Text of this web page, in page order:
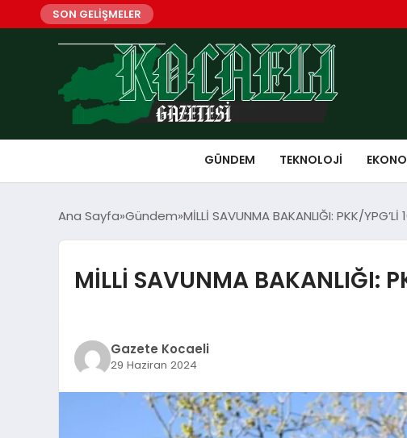
SON GELİŞMELER
GÜNDEM TEKNOLOJI
Ana Sayfa Gündem MİLLİ SAVUNMA BAKANLIĞI: PKK/YPG’Lİ
MİLLİ SAVUNMA BAKANLIĞI:
Gazete Kocaeli
29 Haziran 2024